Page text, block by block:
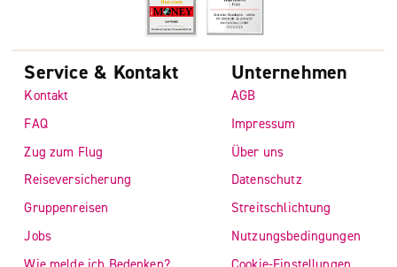
Service & Kontakt
Kontakt
FAQ
Zug zum Flug
Reiseversicherung
Gruppenreisen
Jobs
Unternehmen
AGB
Impressum
Über uns
Datenschutz
Streitschlichtung
Nutzungsbedingungen